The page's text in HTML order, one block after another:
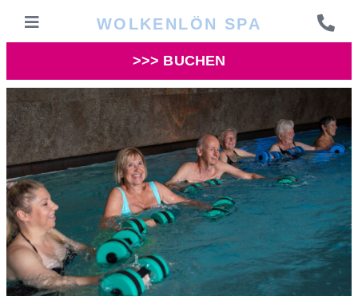
WOLKENLÖN SPA
>>> BUCHEN